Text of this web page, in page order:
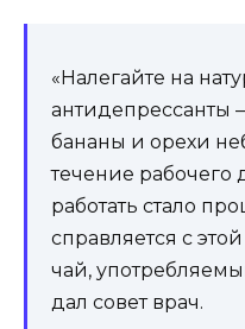
«Налегайте на
антидепрессанты
бананы и орехи
течение рабочего
работать стало
справляется с
чай,
дал совет врач.